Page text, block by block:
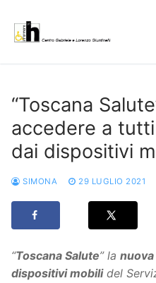
contenuto
“Toscana
accedere a
dai dispositivi
SIMONA 29 LUGLIO 2021
“Toscana Salute” la
dispositivi mobilidel